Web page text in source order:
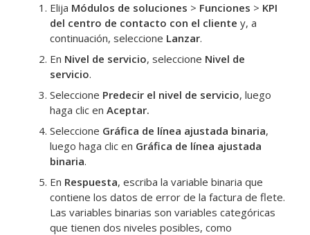
Elija Módulos de soluciones > Funciones > KPI
del centro de contacto con el cliente y, a
continuación, seleccione Lanzar.
En Nivel de servicio, seleccione Nivel de
servicio.
Seleccione Predecir el nivel de servicio, luego
haga clic en Aceptar.
Seleccione Gráfica de línea ajustada binaria,
luego haga clic en Gráfica de línea ajustada
binaria.
En Respuesta, escriba la variable binaria que
contiene los datos de error de la factura de flete.
Las variables binarias son variables categóricas
que tienen dos niveles posibles, como